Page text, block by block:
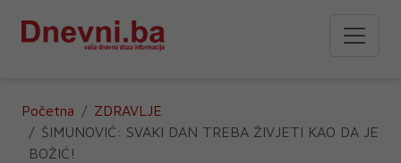
Početna
ZDRAVLJE
ŠIMUNOVIĆ: SVAKI DAN TREBA ŽIVJETI KAO DA JE
BOŽIĆ!